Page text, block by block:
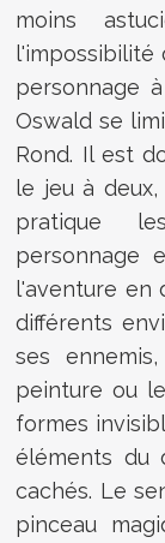
moins
l'impossibilité
personnage
Oswald se
Rond. Il est
le jeu à
pratique
personnage
l'aventure en
différents
ses
peinture ou
formes
éléments du
cachés. Le
pinceau